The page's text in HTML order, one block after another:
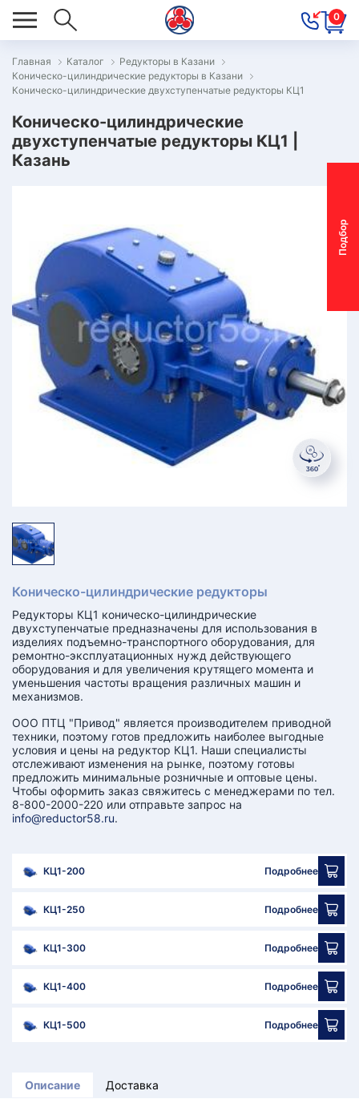
0
П
о
д
б
о
р
м
о
т
о
р
-
р
е
д
у
к
т
о
р
Главная Каталог
Редукторы в Казани
Коническо-цилиндрические редукторы в Казани
Коническо-цилиндрические двухступенчатые редукторы КЦ1
Коническо-цилиндрические
двухступенчатые редукторы КЦ1 |
Казань
Коническо-цилиндрические редукторы
Редукторы КЦ1 коническо-цилиндрические
двухступенчатые предназначены для использования в
изделиях подъемно-транспортного оборудования, для
ремонтно-эксплуатационных нужд действующего
оборудования и для увеличения крутящего момента и
уменьшения частоты вращения различных машин и
механизмов.
ООО ПТЦ "Привод" является производителем приводной
техники, поэтому готов предложить наиболее выгодные
условия и цены на редуктор КЦ1. Наши специалисты
отслеживают изменения на рынке, поэтому готовы
предложить минимальные розничные и оптовые цены.
Чтобы оформить заказ свяжитесь с менеджерами по тел.
8-800-2000-220 или отправьте запрос на
info@reductor58.ru.
КЦ1-200 Подробнее
КЦ1-250 Подробнее
КЦ1-300 Подробнее
КЦ1-400 Подробнее
КЦ1-500 Подробнее
Описание Доставка